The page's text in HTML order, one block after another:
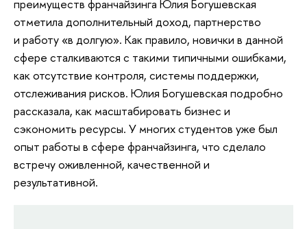
преимуществ франчайзинга Юлия Богушевская
отметила дополнительный доход, партнерство
и работу «в долгую». Как правило, новички в данной
сфере сталкиваются с такими типичными ошибками,
как отсутствие контроля, системы поддержки,
отслеживания рисков. Юлия Богушевская подробно
рассказала, как масштабировать бизнес и
сэкономить ресурсы. У многих студентов уже был
опыт работы в сфере франчайзинга, что сделало
встречу оживленной, качественной и
результативной.